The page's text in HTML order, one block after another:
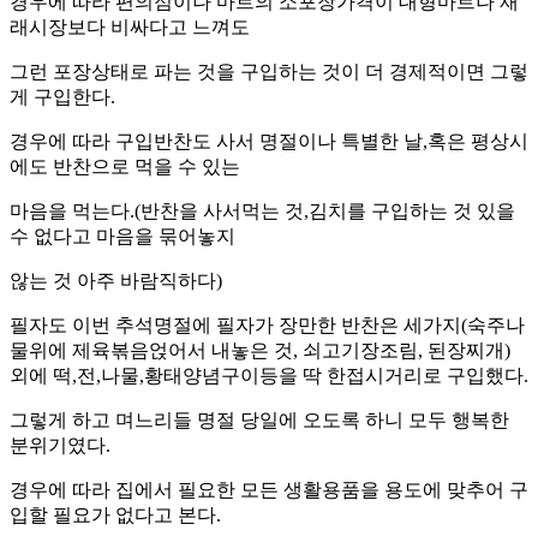
래시장보다 비싸다고 느껴도
그런 포장상태로 파는 것을 구입하는 것이 더 경제적이면 그렇
게 구입한다.
경우에 따라 구입반찬도 사서 명절이나 특별한 날,혹은 평상시
에도 반찬으로 먹을 수 있는
마음을 먹는다.(반찬을 사서먹는 것,김치를 구입하는 것 있을
수 없다고 마음을 묶어놓지
않는 것 아주 바람직하다)
필자도 이번 추석명절에 필자가 장만한 반찬은 세가지(숙주나
물위에 제육볶음얹어서 내놓은 것, 쇠고기장조림, 된장찌개)
외에 떡,전,나물,황태양념구이등을 딱 한접시거리로 구입했다.
그렇게 하고 며느리들 명절 당일에 오도록 하니 모두 행복한
분위기였다.
경우에 따라 집에서 필요한 모든 생활용품을 용도에 맞추어 구
입할 필요가 없다고 본다.